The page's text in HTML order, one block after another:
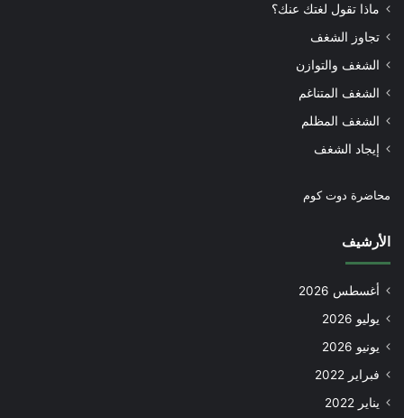
ماذا تقول لغتك عنك؟
تجاوز الشغف
الشغف والتوازن
الشغف المتناغم
الشغف المظلم
إيجاد الشغف
محاضرة دوت كوم
الأرشيف
أغسطس 2026
يوليو 2026
يونيو 2026
فبراير 2022
يناير 2022